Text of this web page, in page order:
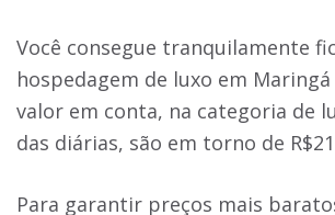
Você consegue tranquilamente
hospedagem de luxo em
valor em conta, na categoria de
das diárias, são em torno de
Para garantir preços mais